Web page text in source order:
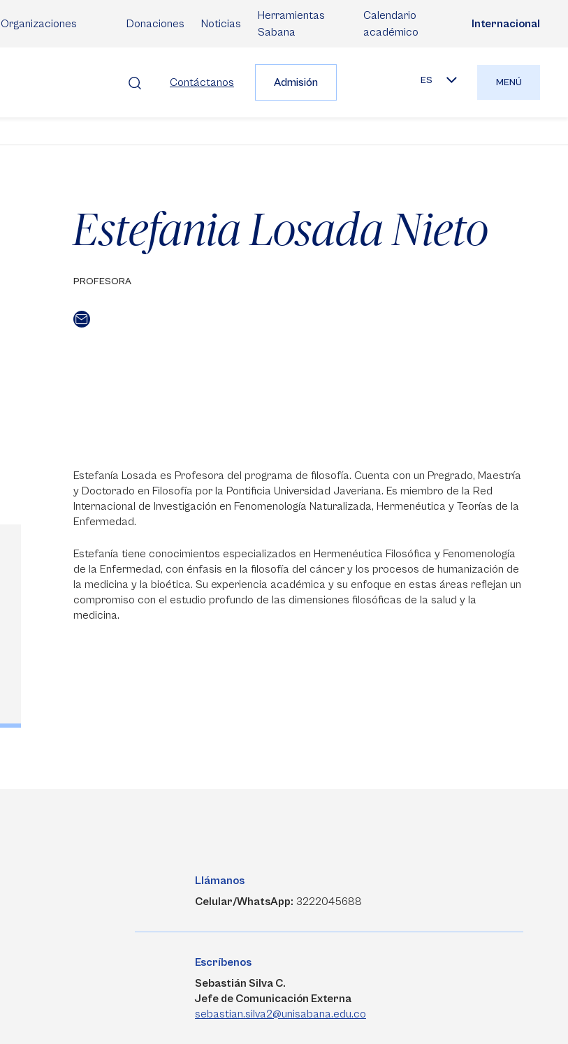
Organizaciones Donaciones Noticias
Herramientas
Sabana
Calendario
académico
Internacional
Contáctanos Admisión ES MENÚ
Estefania Losada Nieto
PROFESORA
Estefanía Losada es Profesora del programa de filosofía. Cuenta con un Pregrado, Maestría
y Doctorado en Filosofía por la Pontificia Universidad Javeriana. Es miembro de la Red
Internacional de Investigación en Fenomenología Naturalizada, Hermenéutica y Teorías de la
Enfermedad.
Estefanía tiene conocimientos especializados en Hermenéutica Filosófica y Fenomenología
de la Enfermedad, con énfasis en la filosofía del cáncer y los procesos de humanización de
la medicina y la bioética. Su experiencia académica y su enfoque en estas áreas reflejan un
compromiso con el estudio profundo de las dimensiones filosóficas de la salud y la
medicina.
Llámanos
Celular/WhatsApp: 3222045688
Escríbenos
Sebastián Silva C.
Jefe de Comunicación Externa
sebastian.silva2@unisabana.edu.co